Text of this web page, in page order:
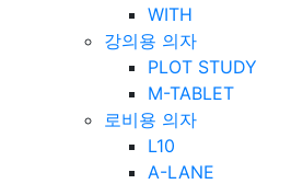
WITH
강의용 의자
PLOT STUDY
M-TABLET
로비용 의자
L10
A-LANE